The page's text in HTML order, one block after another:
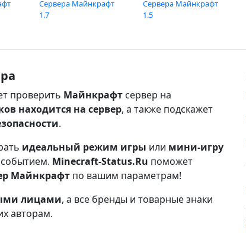
Сервера Майнкрафт
1.7
Сервера Майнкрафт
1.5
проверить Майнкрафт сервер на
находится на сервер, а также подскажет
.
идеальный режим игры или мини-игру
Minecraft-Status.Ru поможет
Майнкрафт по вашим параметрам!
лицами, а все бренды и товарные знаки
авторам.